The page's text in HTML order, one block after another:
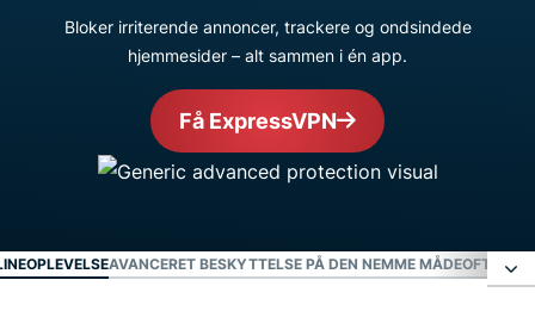
Bloker irriterende annoncer, trackere og ondsindede
hjemmesider – alt sammen i én app.
Få ExpressVPN
AVANCERET BESKYTTELSE PÅ DEN NEMME MÅDEOFTE